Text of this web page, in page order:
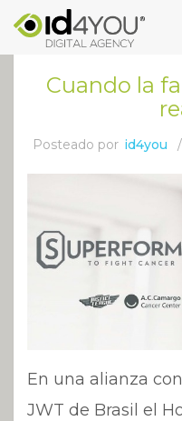
Cuando la
Posteado por id4you /
En una alianza
JWT de Brasil el